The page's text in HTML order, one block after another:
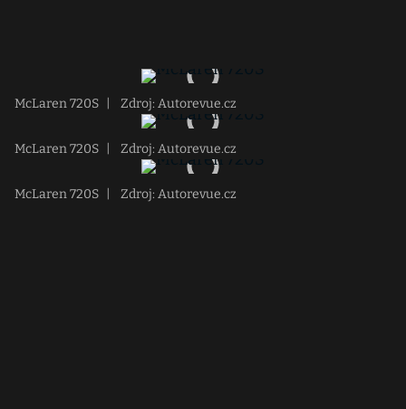
McLaren 720S Zdroj: Autorevue.cz
McLaren 720S Zdroj: Autorevue.cz
McLaren 720S Zdroj: Autorevue.cz